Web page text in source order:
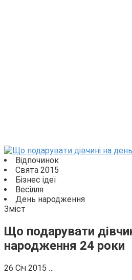
Відпочинок
Свята 2015
Бізнес ідеї
Весілля
День народження
Зміст
Що подарувати
народження 24 роки
26 Січ 2015 …